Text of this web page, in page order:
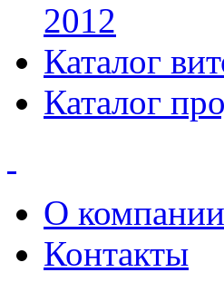
2012
Каталог
Каталог
О компании
Контакты